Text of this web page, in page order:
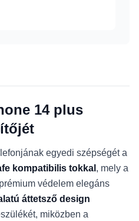
14 plus
egyedi szépségét a
kompatibilis tokkal , mely a
védelem elegáns
áttetsző design
miközben a